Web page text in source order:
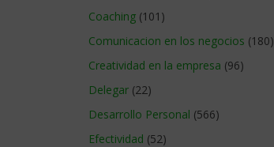
Coaching (101)
Comunicacion en los negocios (180)
Creatividad en la empresa (96)
Delegar (22)
Desarrollo Personal (566)
Efectividad (52)